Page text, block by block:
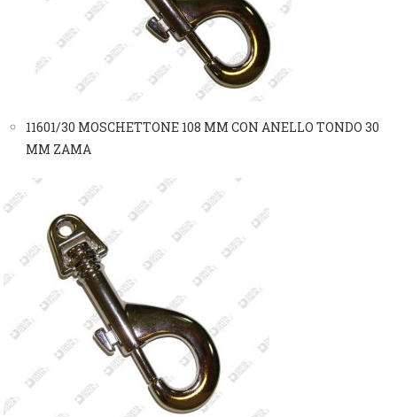
11601/30 MOSCHETTONE 108 MM CON ANELLO TONDO 30
MM ZAMA